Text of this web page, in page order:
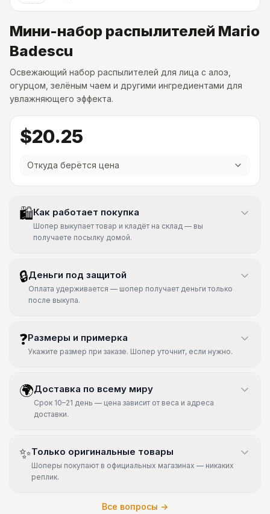
Мини-набор распылителей Mario
Badescu
Освежающий набор распылителей для лица с алоэ,
огурцом, зелёным чаем и другими ингредиентами для
увлажняющего эффекта.
$20.25
Откуда берётся цена
🛍Как работает покупка
Шопер выкупает товар и кладёт на склад — вы
получаете посылку домой.
🔒Деньги под защитой
Оплата удерживается — шопер получает деньги только
после выкупа.
❓Размеры и примерка
Укажите размер при заказе. Шопер уточнит, если нужно.
🌍Доставка по всему миру
Срок 10–21 день — цена зависит от веса и адреса
доставки.
✨Только оригинальные товары
Шоперы покупают в официальных магазинах — никаких
реплик.
Все вопросы →